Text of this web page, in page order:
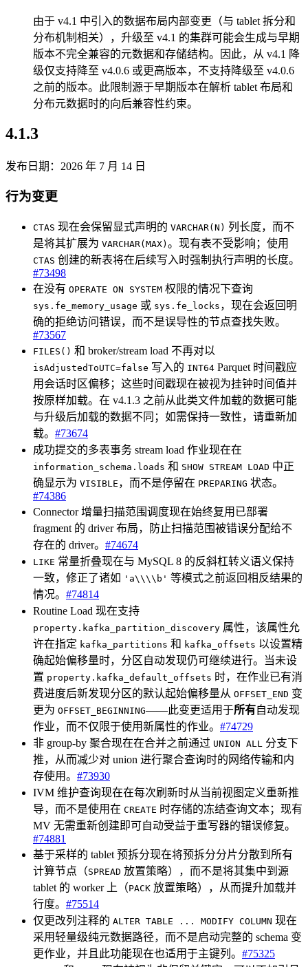
由于 v4.1 中引入的数据布局内部变更（与 tablet 拆分和
分布机制相关），升级至 v4.1 的集群可能会生成与早期
版本不完全兼容的元数据和存储结构。因此，从 v4.1 降
级仅支持降至 v4.0.6 或更高版本，不支持降级至 v4.0.6
之前的版本。此限制源于早期版本在解析 tablet 布局和
分布元数据时的向后兼容性约束。
4.1.3
发布日期：2026 年 7 月 14 日
行为变更
CTAS 现在会保留显式声明的 VARCHAR(N) 列长度，而不
是将其扩展为 VARCHAR(MAX) 。现有表不受影响；使用
CTAS 创建的新表将在后续写入时强制执行声明的长度。
#73498
在没有 OPERATE ON SYSTEM 权限的情况下查询
sys.fe_memory_usage 或 sys.fe_locks ，现在会返回明
确的拒绝访问错误，而不是误导性的节点查找失败。
#73567
FILES() 和 broker/stream load 不再对以
isAdjustedToUTC=false 写入的 INT64 Parquet 时间戳应
用会话时区偏移；这些时间戳现在被视为挂钟时间值并
按原样加载。在 v4.1.3 之前从此类文件加载的数据可能
与升级后加载的数据不同；如需保持一致性，请重新加
载。 #73674
成功提交的多表事务 stream load 作业现在在
information_schema.loads 和 SHOW STREAM LOAD 中正
确显示为 VISIBLE ，而不是停留在 PREPARING 状态。
#74386
Connector 增量扫描范围调度现在始终复用已部署
fragment 的 driver 布局，防止扫描范围被错误分配给不
存在的 driver。 #74674
LIKE 常量折叠现在与 MySQL 8 的反斜杠转义语义保持
一致，修正了诸如 'a\\\\b' 等模式之前返回相反结果的
情况。 #74814
Routine Load 现在支持
property.kafka_partition_discovery 属性，该属性允
许在指定 kafka_partitions 和 kafka_offsets 以设置精
确起始偏移量时，分区自动发现仍可继续进行。当未设
置 property.kafka_default_offsets 时，在作业已有消
费进度后新发现分区的默认起始偏移量从 OFFSET_END 变
更为 OFFSET_BEGINNING——此变更适用于所有自动发现
作业，而不仅限于使用新属性的作业。 #74729
非 group-by 聚合现在在合并之前通过 UNION ALL 分支下
推，从而减少对 union 进行聚合查询时的网络传输和内
存使用。 #73930
IVM 维护查询现在在每次刷新时从当前视图定义重新推
导，而不是使用在 CREATE 时存储的冻结查询文本；现有
MV 无需重新创建即可自动受益于重写器的错误修复。
#74881
基于采样的 tablet 预拆分现在将预拆分分片分散到所有
计算节点（SPREAD 放置策略），而不是将其集中到源
tablet 的 worker 上（PACK 放置策略），从而提升加载并
行度。 #75514
仅更改列注释的 ALTER TABLE ... MODIFY COLUMN 现在
采用轻量级纯元数据路径，而不是启动完整的 schema 变
更作业，并且此功能现在也适用于主键列。 #75325